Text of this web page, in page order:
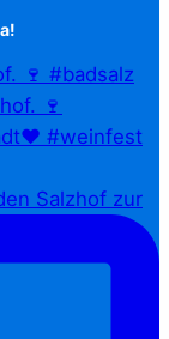
🍷 #badsalz
Salzhof zur